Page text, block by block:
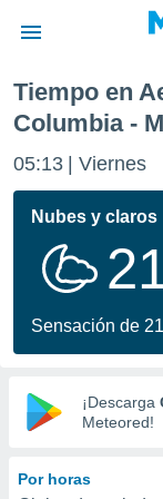
de
por
para
que se
calidad.
las
y
forma
basada
Tiempo en
Columbia -
05:13 Viernes
Nubes y claros
Sensación de
¡Descarga
Meteored!
Por horas